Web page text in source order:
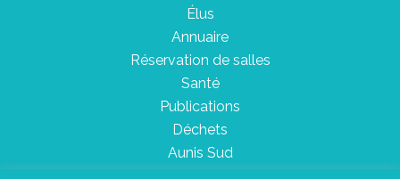
Élus
Annuaire
Réservation de salles
Santé
Publications
Déchets
Aunis Sud